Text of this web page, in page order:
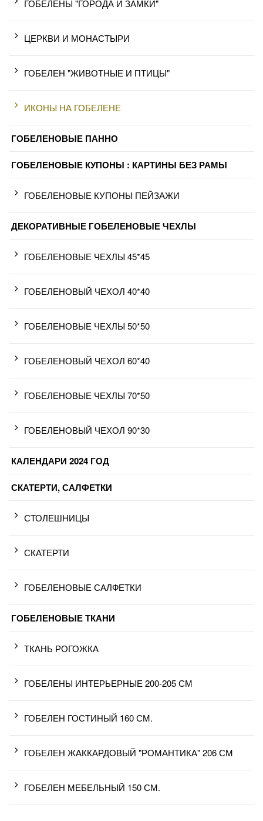
ГОБЕЛЕНЫ "ГОРОДА И ЗАМКИ"
ЦЕРКВИ И МОНАСТЫРИ
ГОБЕЛЕН "ЖИВОТНЫЕ И ПТИЦЫ"
ИКОНЫ НА ГОБЕЛЕНЕ
ГОБЕЛЕНОВЫЕ ПАННО
ГОБЕЛЕНОВЫЕ КУПОНЫ : КАРТИНЫ БЕЗ РАМЫ
ГОБЕЛЕНОВЫЕ КУПОНЫ ПЕЙЗАЖИ
ДЕКОРАТИВНЫЕ ГОБЕЛЕНОВЫЕ ЧЕХЛЫ
ГОБЕЛЕНОВЫЕ ЧЕХЛЫ 45*45
ГОБЕЛЕНОВЫЙ ЧЕХОЛ 40*40
ГОБЕЛЕНОВЫЕ ЧЕХЛЫ 50*50
ГОБЕЛЕНОВЫЙ ЧЕХОЛ 60*40
ГОБЕЛЕНОВЫЕ ЧЕХЛЫ 70*50
ГОБЕЛЕНОВЫЙ ЧЕХОЛ 90*30
КАЛЕНДАРИ 2024 ГОД
СКАТЕРТИ, САЛФЕТКИ
СТОЛЕШНИЦЫ
СКАТЕРТИ
ГОБЕЛЕНОВЫЕ САЛФЕТКИ
ГОБЕЛЕНОВЫЕ ТКАНИ
ТКАНЬ РОГОЖКА
ГОБЕЛЕНЫ ИНТЕРЬЕРНЫЕ 200-205 СМ
ГОБЕЛЕН ГОСТИНЫЙ 160 СМ.
ГОБЕЛЕН ЖАККАРДОВЫЙ "РОМАНТИКА" 206 СМ
ГОБЕЛЕН МЕБЕЛЬНЫЙ 150 СМ.